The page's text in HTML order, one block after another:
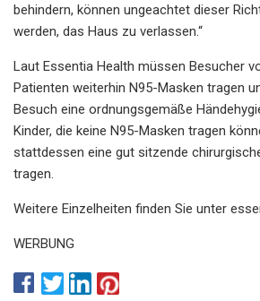
behindern, können ungeachtet dieser
werden, das Haus zu verlassen.“
Laut Essentia Health müssen Besucher
Patienten weiterhin N95-Masken tragen
Besuch eine ordnungsgemäße
Kinder, die keine N95-Masken tragen
stattdessen eine gut sitzende
tragen.
Weitere Einzelheiten finden Sie unter
WERBUNG